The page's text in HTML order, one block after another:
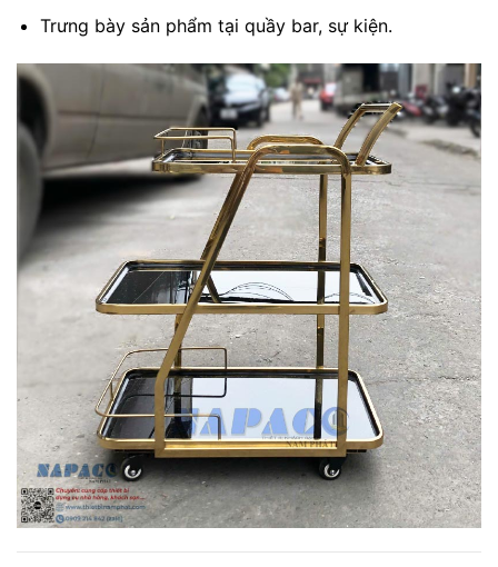
Trưng bày sản phẩm tại quầy bar, sự kiện.